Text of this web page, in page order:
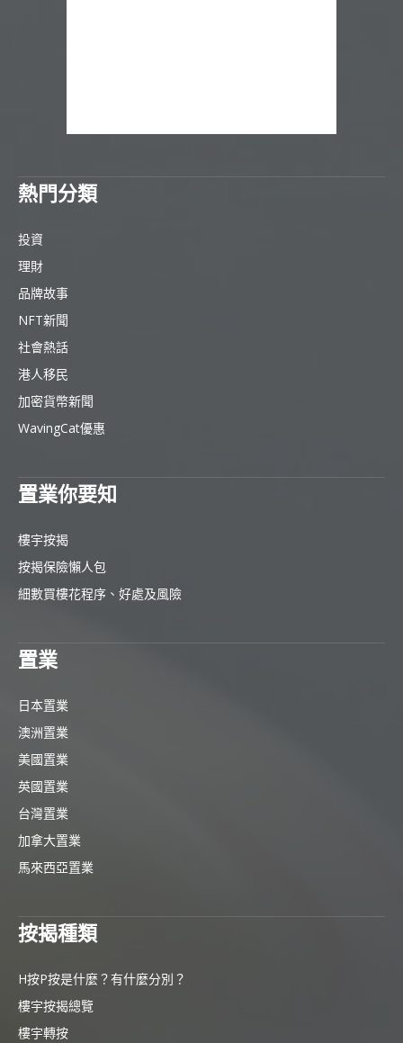
熱門分類
投資
理財
品牌故事
NFT新聞
社會熱話
港人移民
加密貨幣新聞
WavingCat優惠
置業你要知
樓宇按揭
按揭保險懶人包
細數買樓花程序、好處及風險
置業
日本置業
澳洲置業
美國置業
英國置業
台灣置業
加拿大置業
馬來西亞置業
按揭種類
H按P按是什麼？有什麼分別？
樓宇按揭總覽
樓宇轉按